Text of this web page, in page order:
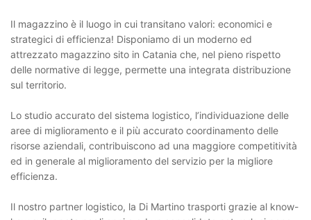
Il magazzino è il luogo in cui transitano valori: economici e
strategici di efficienza! Disponiamo di un moderno ed
attrezzato magazzino sito in Catania che, nel pieno rispetto
delle normative di legge, permette una integrata distribuzione
sul territorio.
Lo studio accurato del sistema logistico, l’individuazione delle
aree di miglioramento e il più accurato coordinamento delle
risorse aziendali, contribuiscono ad una maggiore competitività
ed in generale al miglioramento del servizio per la migliore
efficienza.
Il nostro partner logistico, la Di Martino trasporti grazie al know-